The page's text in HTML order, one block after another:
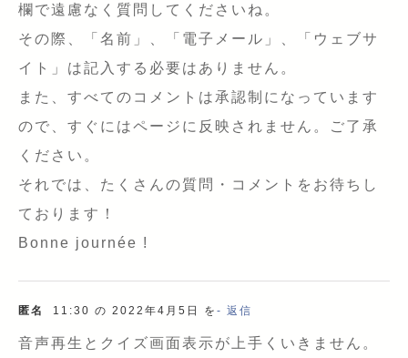
欄で遠慮なく質問してくださいね。
その際、「名前」、「電子メール」、「ウェブサ
イト」は記入する必要はありません。
また、すべてのコメントは承認制になっています
ので、すぐにはページに反映されません。ご了承
ください。
それでは、たくさんの質問・コメントをお待ちし
ております！
Bonne journée !
匿名 11:30 の 2022年4月5日 を - 返信
音声再生とクイズ画面表示が上手くいきません。